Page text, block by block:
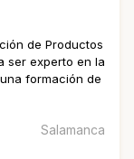
de Productos
ser experto en la
formación de
Salamanca